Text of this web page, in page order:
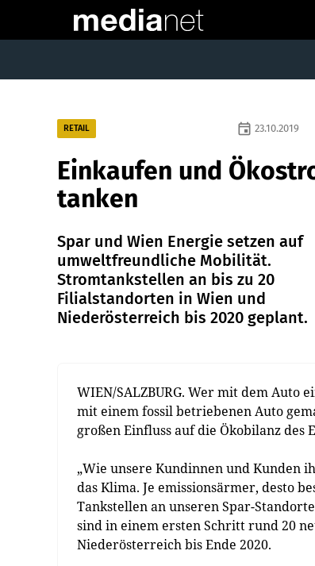
RETAIL event 23.10.2019
Einkaufen und
tanken
Spar und Wien Energie setzen auf
umweltfreundliche Mobilität.
Stromtankstellen an bis zu 20
Filialstandorten in Wien und
Niederösterreich bis 2020 geplant.
WIEN/SALZBURG. Wer mit dem
mit einem fossil betriebenen Auto
großen Einfluss auf die Ökobilanz des
„Wie unsere Kundinnen und Kunden
das Klima. Je emissionsärmer, desto
Tankstellen an unseren Spar-
sind in einem ersten Schritt rund 20
Niederösterreich bis Ende 2020.